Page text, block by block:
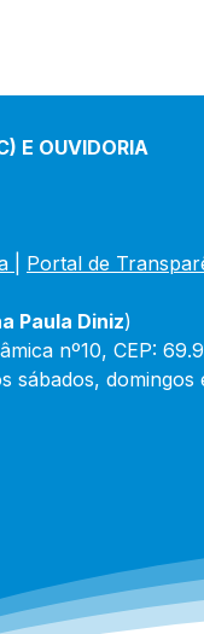
E OUVIDORIA
Portal de
Paula Diniz)
nº10, CEP:
sábados, domingos